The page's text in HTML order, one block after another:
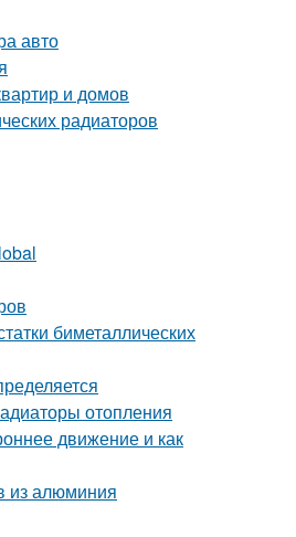
авто
и домов
радиаторов
биметаллических
отопления
движение и как
из алюминия